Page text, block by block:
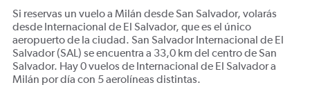
Si reservas un vuelo a Milán desde San Salvador, volarás
desde Internacional de El Salvador, que es el único
aeropuerto de la ciudad. San Salvador Internacional de El
Salvador (SAL) se encuentra a 33,0 km del centro de San
Salvador. Hay 0 vuelos de Internacional de El Salvador a
Milán por día con 5 aerolíneas distintas.